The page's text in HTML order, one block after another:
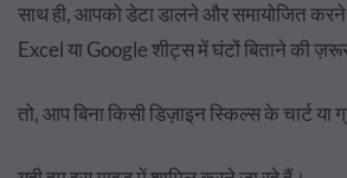
साथ ही, आपको डेटा डालने और समायोजित
Excel या Google शीट्स में घंटों बिताने की
तो, आप बिना किसी डिज़ाइन स्किल्स के चार्ट